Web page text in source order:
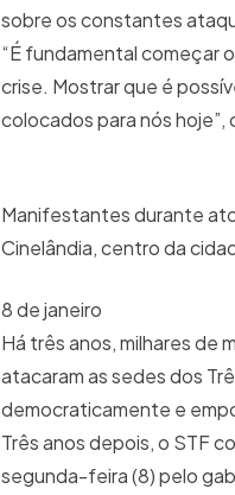
sobre os constantes
“É fundamental começar
crise. Mostrar que é
colocados para nós
Manifestantes durante
Cinelândia, centro da
8 de janeiro
Há três anos, milhares de
atacaram as sedes dos
democraticamente e
Três anos depois, o STF
segunda-feira (8) pelo